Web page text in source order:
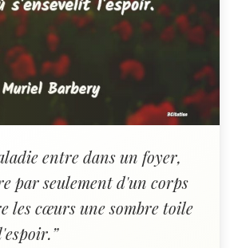
entre dans un foyer,
par seulement d'un corps
les cœurs une sombre toile